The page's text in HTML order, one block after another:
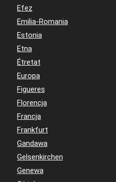
Efez
Emilia-Romania
Estonia
Etna
Étretat
Europa
Figueres
Florencja
Francja
Frankfurt
Gandawa
Gelsenkirchen
Genewa